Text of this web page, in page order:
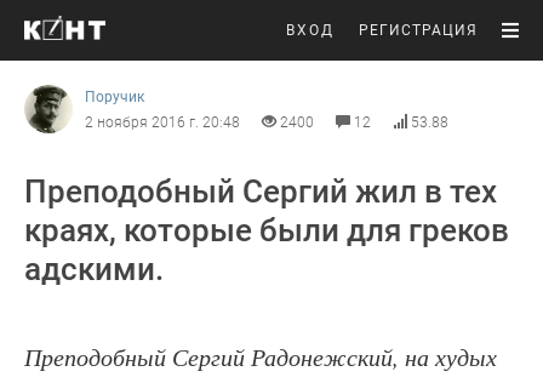
ВХОД РЕГИСТРАЦИЯ
Поручик
2 ноября 2016 г. 20:48
2400 12 53.88
Преподобный Сергий жил в тех
краях, которые были для греков
адскими.
Преподобный Сергий Радонежский, на худых